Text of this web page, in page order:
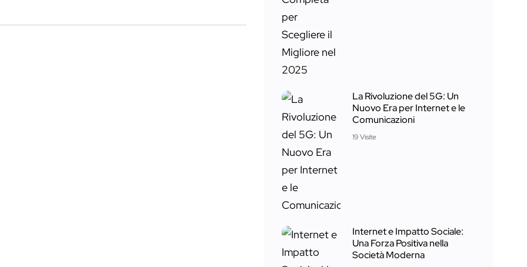
La Rivoluzione del 5G: Un
Nuovo Era per Internet e le
Comunicazioni
19 Visite
Internet e Impatto Sociale:
Una Forza Positiva nella
Società Moderna